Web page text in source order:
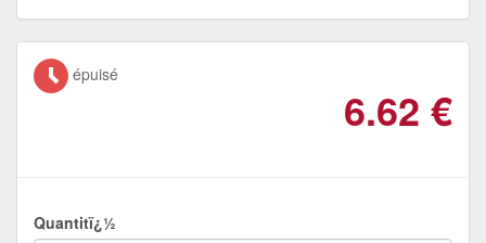
épuisé
6.62 €
Quantitï¿½